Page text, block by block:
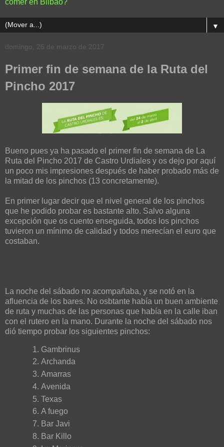
▼
domingo, 26 de marzo de 2017
Primer fin de semana de la Ruta del
Pincho 2017
Bueno pues ya ha pasado el primer fin de semana de La
Ruta del Pincho 2017 de Castro Urdiales y os dejo por aquí
un poco mis impresiones después de haber probado más de
la mitad de los pinchos (13 concretamente).
En primer lugar decir que el nivel general de los pinchos
que he podido probar es bastante alto. Salvo alguna
excepción que os cuento enseguida, todos los pinchos
tuvieron un mínimo de calidad y todos merecían el euro que
costaban.
La noche del sábado no acompañaba, y se notó en la
afluencia de los bares. No osbtante había un buen ambiente
de ruta y muchas de las personas que había en la calle iban
con el rutero en la mano. Durante la noche del sábado nos
dió tiempo probar los siguientes pinchos:
Gambrinus
Archanda
Amarras
Avenida
Texas
A fuego
Bar Javi
Bar Killo